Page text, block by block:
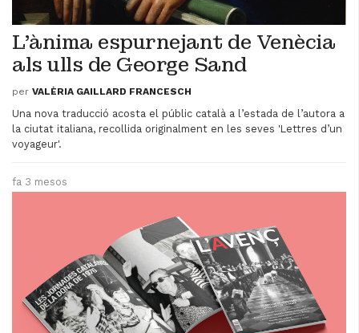
L'ànima espurnejant de Venècia
als ulls de George Sand
per VALÈRIA GAILLARD FRANCESCH
Una nova traducció acosta el públic català a l’estada de l’autora a
la ciutat italiana, recollida originalment en les seves 'Lettres d’un
voyageur'.
fa 3 mesos